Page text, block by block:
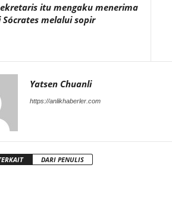
itu mengaku menerima
melalui sopir
Yatsen Chuanli
https://anlikhaberler.com
DARI PENULIS